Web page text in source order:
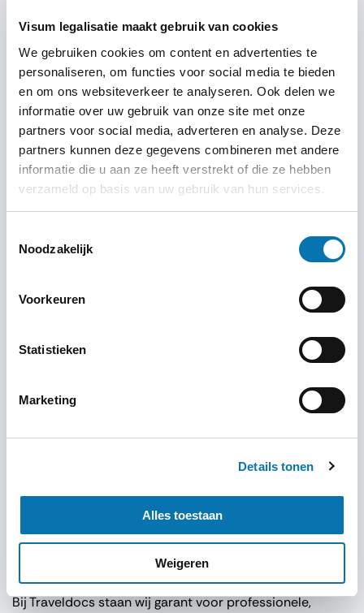
Visum legalisatie maakt gebruik van cookies
We gebruiken cookies om content en advertenties te
personaliseren, om functies voor social media te bieden
en om ons websiteverkeer te analyseren. Ook delen we
informatie over uw gebruik van onze site met onze
partners voor social media, adverteren en analyse. Deze
partners kunnen deze gegevens combineren met andere
informatie die u aan ze heeft verstrekt of die ze hebben
verzameld op basis van uw gebruik van hun services.
Noodzakelijk
Voorkeuren
Statistieken
Marketing
Details tonen
Alles toestaan
Weigeren
makkelijk één of meerdere dagen aan kwijt.
Daarom biedt Traveldocs de mogelijkheid om dit traject
deels of in zijn geheel via ons te laten verlopen.
Naast legalisaties en notariële diensten kunnen wij ook
beëdigde vertalingen voor u verzorgen en is het mogelijk
om buitenlandse documenten naar het Engels te laten
Belangrijk is wel dat u rekening houdt met
de volgende voorwaarden:
Het document mag niet ouder zijn dan 1 jaar;
Het document dient in het Nederlands of Engels te
zijn afgegeven, het origineel moet voorzien zijn van een
handtekening en/of stempel van een daartoe bevoegd
Een duidelijke kopie van het document moet altijd
Indien u zelf (een deel) van het traject verzorgd, moet
het document voorzien zijn van de juiste legalisaties
Meer weten of direct een aanvraag in gang zetten?
Bij Traveldocs staan wij garant voor professionele,